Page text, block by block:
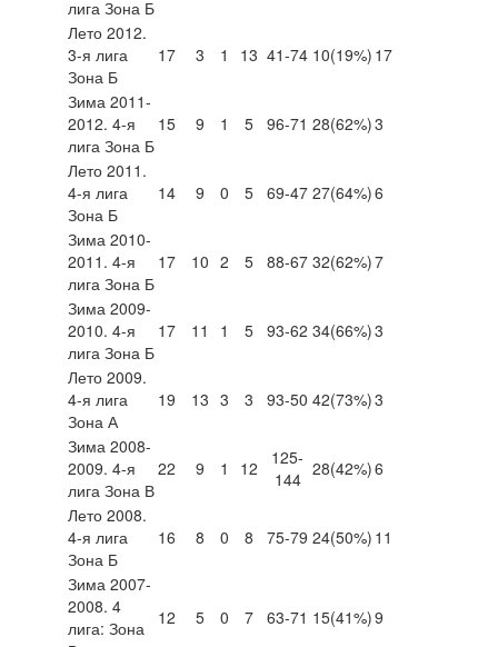
лига Зона Б
Лето 2012.
3-я лига
Зона Б
17 3 1 13 41-74 10(19%) 17
Зима 2011-
2012. 4-я
лига Зона Б
15 9 1 5 96-71 28(62%)3
Лето 2011.
4-я лига
Зона Б
14 9 0 5 69-47 27(64%)6
Зима 2010-
2011. 4-я
лига Зона Б
17 10 2 5 88-67 32(62%)7
Зима 2009-
2010. 4-я
лига Зона Б
17 11 1 5 93-62 34(66%)3
Лето 2009.
4-я лига
Зона А
19 13 3 3 93-50 42(73%)3
Зима 2008-
2009. 4-я
лига Зона В
22 9 1 12
125-
144 28(42%)6
Лето 2008.
4-я лига
Зона Б
16 8 0 8 75-79 24(50%) 11
Зима 2007-
2008. 4
лига: Зона
12 5 0 7 63-71 15(41%)9